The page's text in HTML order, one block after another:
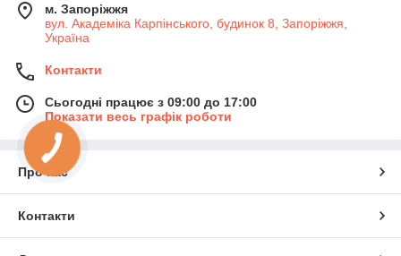
м. Запоріжжя
вул. Академіка Карпінського, будинок 8, Запоріжжя,
Україна
Контакти
Сьогодні працює з 09:00 до 17:00
Показати весь графік роботи
Про нас
Контакти